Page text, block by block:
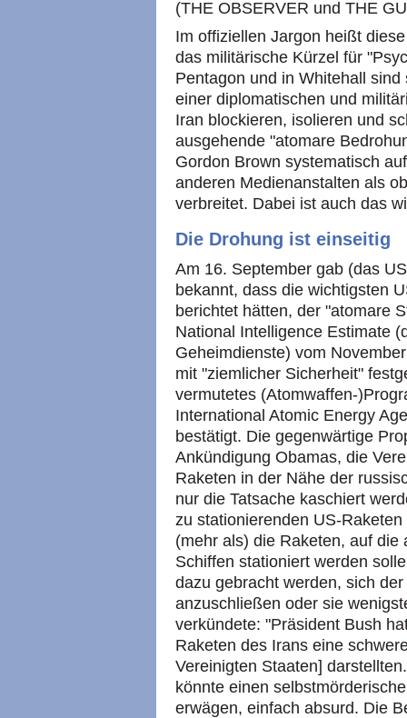
(THE OBSERVER und THE
Im offiziellen Jargon heißt
das militärische Kürzel für
Pentagon und in Whitehall
einer diplomatischen und
Iran blockieren, isolieren und
ausgehende "atomare
Gordon Brown systematisch
anderen Medienanstalten als
verbreitet. Dabei ist auch das
Die Drohung ist einseitig
Am 16. September gab (das
bekannt, dass die wichtigsten
berichtet hätten, der "atomare
National Intelligence Estimate
Geheimdienste) vom
mit "ziemlicher Sicherheit"
vermutetes (Atomwaffen-
International Atomic Energy
bestätigt. Die gegenwärtige
Ankündigung Obamas, die
Raketen in der Nähe der
nur die Tatsache kaschiert
zu stationierenden US-
(mehr als) die Raketen, auf
Schiffen stationiert werden
dazu gebracht werden, sich
anzuschließen oder sie
verkündete: "Präsident Bush
Raketen des Irans eine
Vereinigten Staaten]
könnte einen
erwägen, einfach absurd. Die